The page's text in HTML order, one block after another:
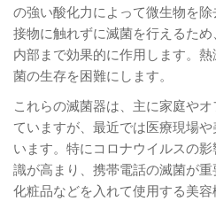
の強い酸化力によって微生物を
接物に触れずに滅菌を行えるた
内部まで効果的に作用します。
菌の生存を困難にします。
これらの滅菌器は、主に家庭や
ていますが、最近では医療現場
います。特にコロナウイルスの
識が高まり、携帯電話の滅菌が重
化粧品などを入れて使用する美容